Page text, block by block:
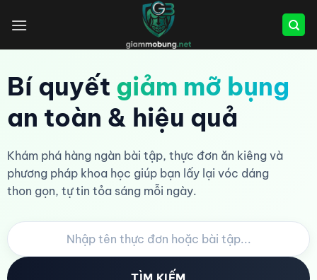
qua
Bí quyết giảm mỡ bụng
an toàn & hiệu quả
Khám phá hàng ngàn bài tập, thực đơn ăn kiêng và
phương pháp khoa học giúp bạn lấy lại vóc dáng
thon gọn, tự tin tỏa sáng mỗi ngày.